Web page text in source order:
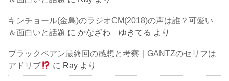
キンチョール(金鳥)のラジオCM(2018)の声は誰？可愛い
＆面白いと話題 にかなざわ ゆきてる より
ブラックペアン最終回の感想と考察｜GANTZのセリフは
アドリブ
に Ray より